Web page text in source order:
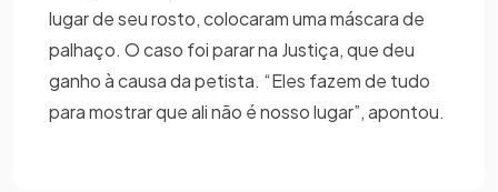
lugar de seu rosto, colocaram uma máscara de
palhaço. O caso foi parar na Justiça, que deu
ganho à causa da petista. “Eles fazem de tudo
para mostrar que ali não é nosso lugar”, apontou.